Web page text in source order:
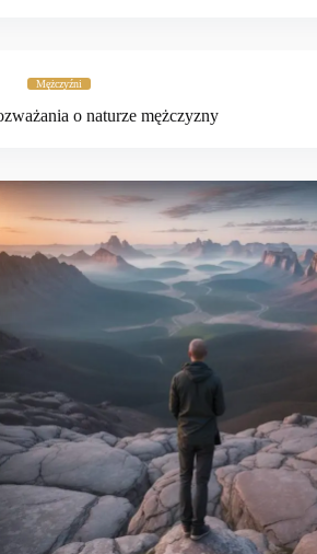
Mężczyźni
o naturze mężczyzny